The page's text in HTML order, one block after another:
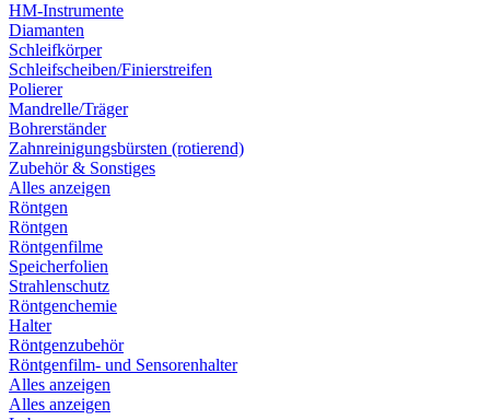
HM-Instrumente
Diamanten
Schleifkörper
Schleifscheiben/Finierstreifen
Polierer
Mandrelle/Träger
Bohrerständer
Zahnreinigungsbürsten (rotierend)
Zubehör & Sonstiges
Alles anzeigen
Röntgen
Röntgen
Röntgenfilme
Speicherfolien
Strahlenschutz
Röntgenchemie
Halter
Röntgenzubehör
Röntgenfilm- und Sensorenhalter
Alles anzeigen
Alles anzeigen